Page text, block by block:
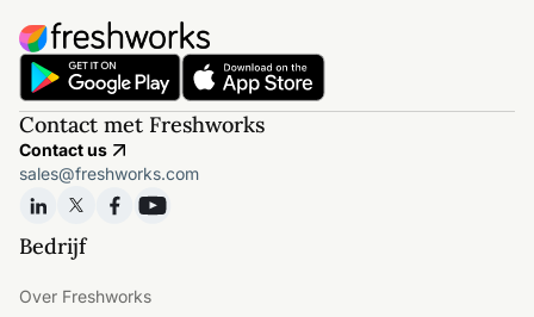
Contact met Freshworks
Contact us
sales@freshworks.com
Bedrijf
Over Freshworks